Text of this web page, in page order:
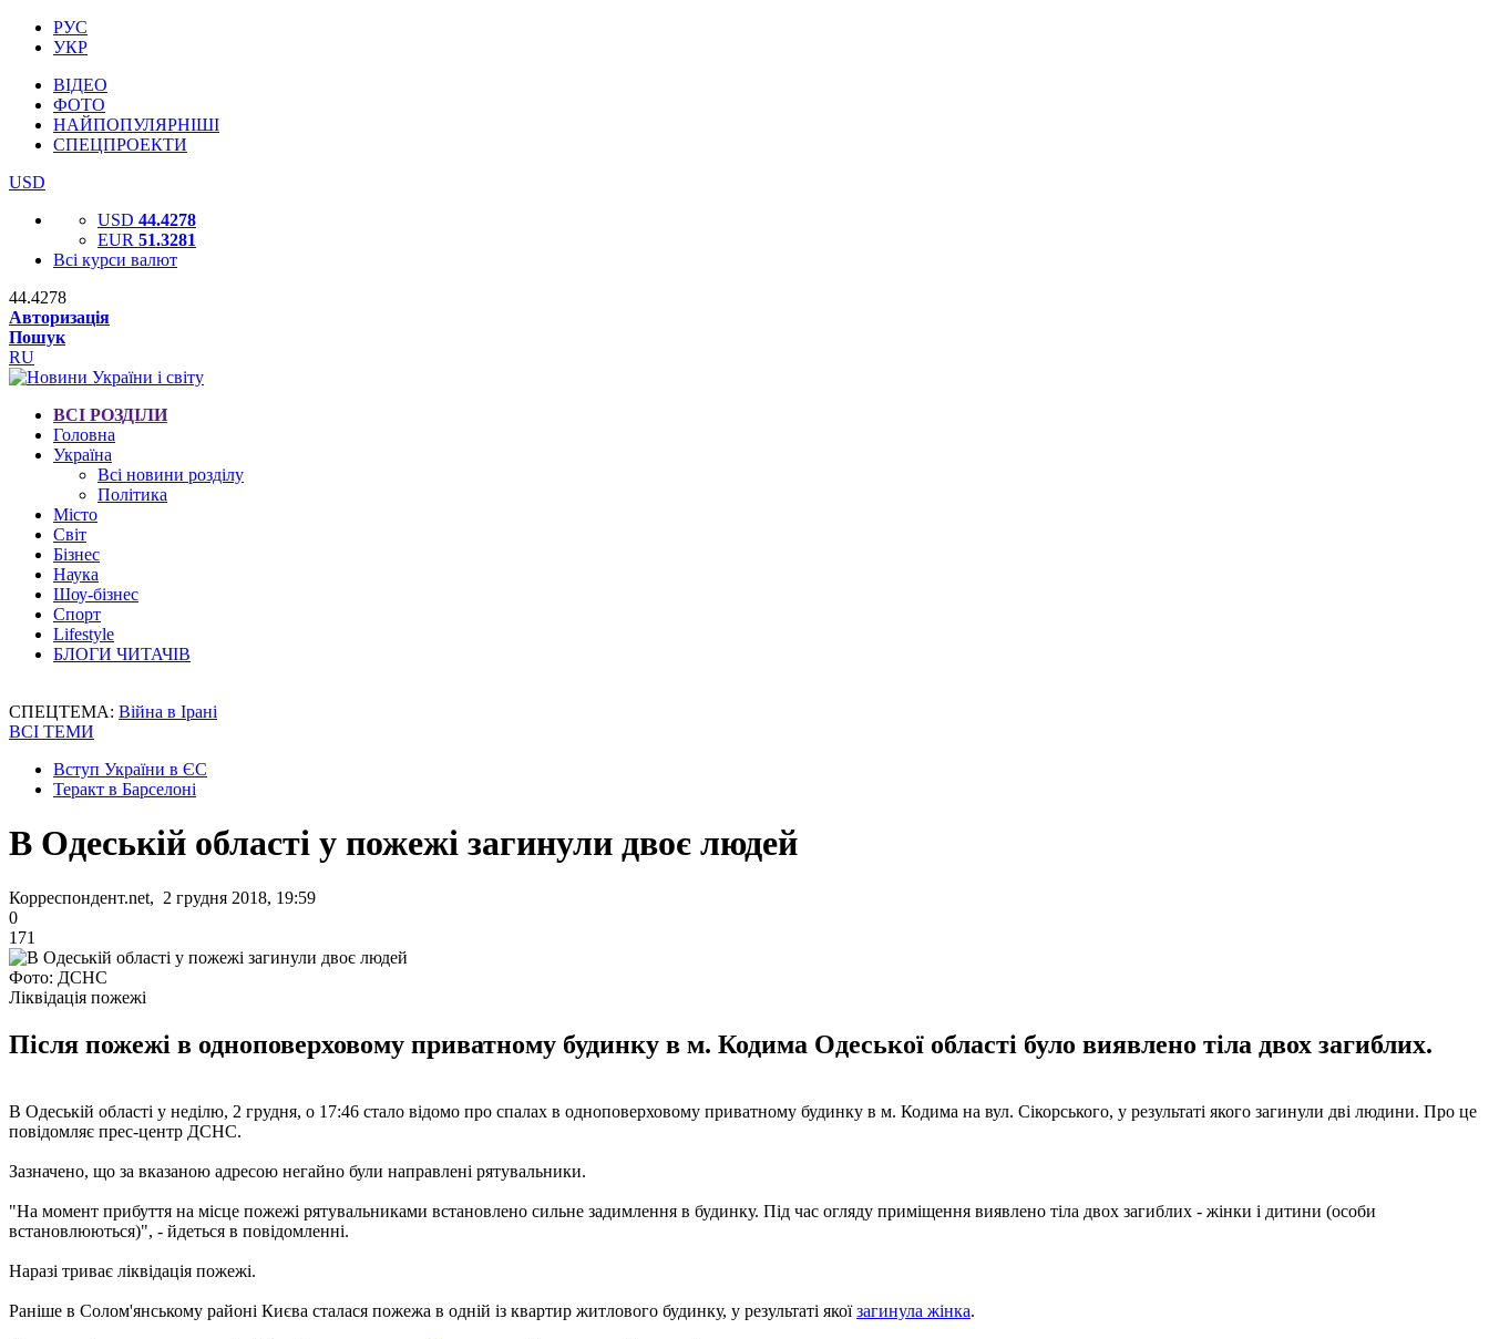
РУС
УКР
ВІДЕО
ФОТО
НАЙПОПУЛЯРНІШІ
СПЕЦПРОЕКТИ
USD
USD 44.4278
EUR 51.3281
Всі курси валют
44.4278
Авторизація
Пошук
RU
ВСІ РОЗДІЛИ
Головна
Україна
Всі новини розділу
Політика
Місто
Світ
Бізнес
Наука
Шоу-бізнес
Спорт
Lifestyle
БЛОГИ ЧИТАЧІВ
СПЕЦТЕМА: Війна в Ірані
ВСІ ТЕМИ
Вступ України в ЄС
Теракт в Барселоні
В Одеській області у пожежі загинули двоє людей
Корреспондент.net, 2 грудня 2018, 19:59
0
171
Фото: ДСНС
Ліквідація пожежі
Після пожежі в одноповерховому приватному будинку в м. Кодима Одеської області було виявлено тіла двох загиблих.
В Одеській області у неділю, 2 грудня, о 17:46 стало відомо про спалах в одноповерховому приватному будинку в м. Кодима на вул. Сікорського, у результаті якого загинули дві людини. Про це
повідомляє прес-центр ДСНС.
Зазначено, що за вказаною адресою негайно були направлені рятувальники.
"На момент прибуття на місце пожежі рятувальниками встановлено сильне задимлення в будинку. Під час огляду приміщення виявлено тіла двох загиблих - жінки і дитини (особи
встановлюються)", - йдеться в повідомленні.
Наразі триває ліквідація пожежі.
Раніше в Солом'янському районі Києва сталася пожежа в одній із квартир житлового будинку, у результаті якоїзагинула жінка.